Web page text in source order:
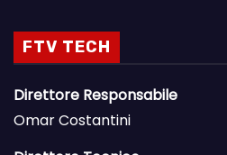
FTV TECH
Direttore Responsabile
Omar Costantini